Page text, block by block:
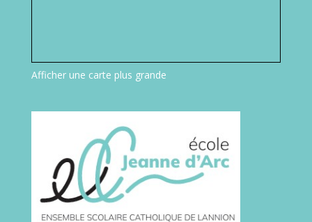
Afficher une carte plus grande